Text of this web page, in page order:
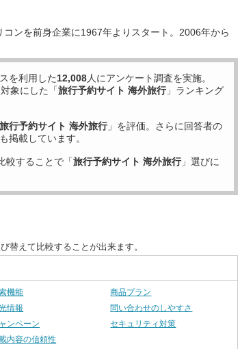
ンを前身企業に1967年よりスタート。2006年から
を利用した12,008人にアンケート調査を実施。
象にした「旅行予約サイト 海外旅行」ランキング
旅行予約サイト 海外旅行」を評価。さらに回答者の
掲載しています。
較することで「旅行予約サイト 海外旅行」選びに
替えて比較することが出来ます。
機能
商品プラン
情報
問い合わせのしやすさ
ンペーン
セキュリティ対策
内容の信頼性